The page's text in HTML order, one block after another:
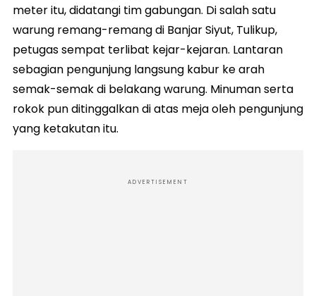
meter itu, didatangi tim gabungan. Di salah satu
warung remang-remang di Banjar Siyut, Tulikup,
petugas sempat terlibat kejar-kejaran. Lantaran
sebagian pengunjung langsung kabur ke arah
semak-semak di belakang warung. Minuman serta
rokok pun ditinggalkan di atas meja oleh pengunjung
yang ketakutan itu.
ADVERTISEMENT